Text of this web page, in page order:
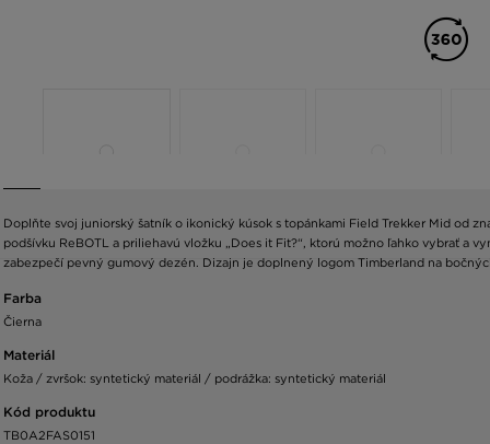
Doplňte svoj juniorský šatník o ikonický kúsok s topánkami Field Trekker Mid od
podšívku ReBOTL a priliehavú vložku „Does it Fit?“, ktorú možno ľahko vybrať a
zabezpečí pevný gumový dezén. Dizajn je doplnený logom Timberland na
Farba
Čierna
Materiál
Koža / zvršok: syntetický materiál / podrážka: syntetický materiál
Kód produktu
TB0A2FAS0151